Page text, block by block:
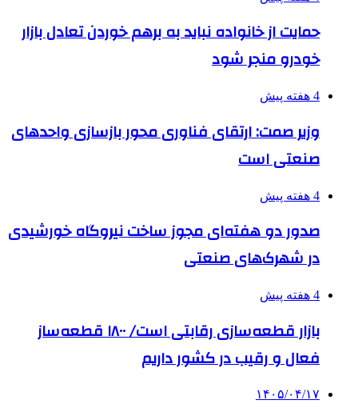
حمایت از خانواده نباید به برهم خوردن تعادل بازار
خودرو منجر شود
4 هفته پیش
وزیر صمت: ارتقای فناوری محور بازسازی واحدهای
صنعتی است
4 هفته پیش
صدور دو هفته‌ای مجوز ساخت نیروگاه خورشیدی
در شهرک‌های صنعتی
4 هفته پیش
بازار قطعه‌سازی رقابتی است/ ۱۸۰۰ قطعه‌ساز
فعال و رقیب در کشور داریم
۱۴۰۵/۰۴/۱۷